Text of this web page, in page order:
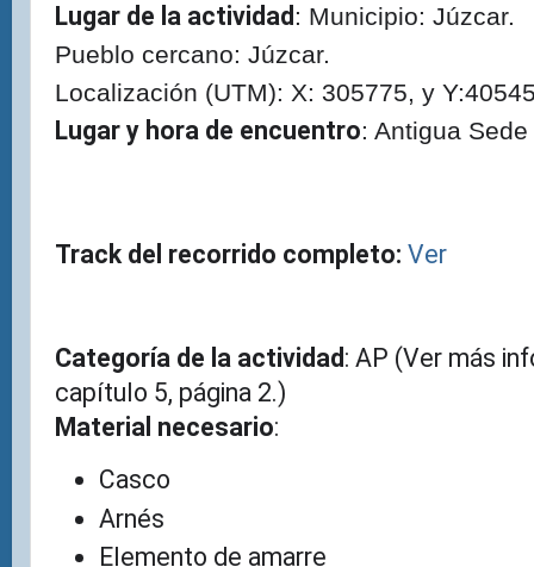
Lugar de la actividad : Municipio: Júzcar.
Pueblo cercano: Júzcar.
Localización (UTM): X: 305775, y
Lugar y hora de encuentro: Antigua
Track del recorrido completo: Ver
Categoría de la actividad: AP (Ver más
capítulo 5, página 2.)
Material necesario:
Casco
Arnés
Elemento de amarre